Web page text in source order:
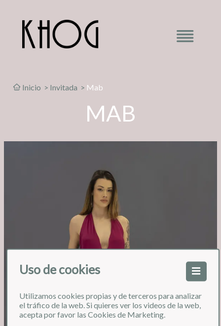
Uso de cookies
Utilizamos cookies propias y de terceros para analizar
el tráfico de la web. Si quieres ver los videos de la web,
acepta por favor las Cookies de Marketing.
Inicio > Invitada > Mab
MAB
❮ ❯